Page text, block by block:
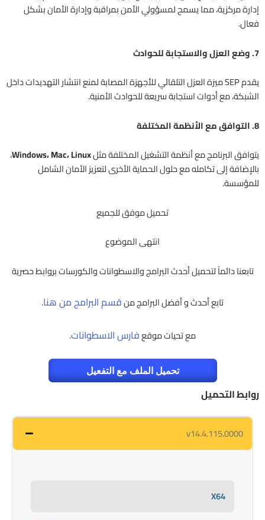
إدارة مركزية، مما يسمح لمسؤولي الأمن بمراقبة وإدارة الأمان بشكل
فعال.
7. وضع العزل والاستجابة للحوادث
يقدم SEP ميزة العزل التلقائي للأجهزة المصابة لمنع انتشار التهديدات داخل
الشبكة، مع أدوات استجابة سريعة للحوادث الأمنية.
8. التوافق مع الأنظمة المختلفة
يتوافق البرنامج مع أنظمة التشغيل المختلفة مثلWindows، Mac، Linux،
بالإضافة إلى تكامله مع حلول الحماية الأخرى لتعزيز الأمان الشامل
للمؤسسة.
تحميل موفق للجميع
انتهى الموضوع
تابعنا دائماً لتحميل أحدث البرامج والاسطوانات والكورسات بروابط حصرية
تابع أحدث و أفضل البرامج منقسم البرامج من هنا.
مع تحيات موقعفارس الاسطوانات.
تحميل الملف مع التفعيل
روابط التحميل
v14.4.115.0000
X64